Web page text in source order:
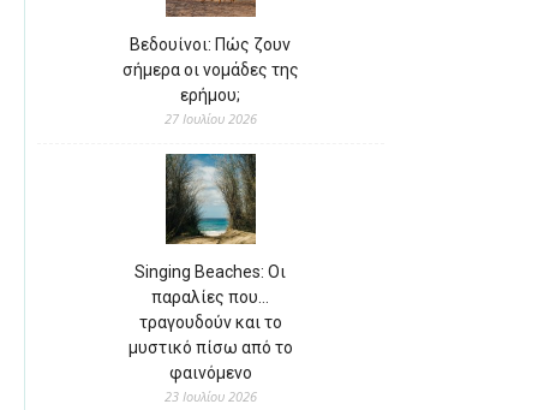
Βεδουίνοι: Πώς ζουν
σήμερα οι νομάδες της
ερήμου;
27 Ιουλίου 2026
Singing Beaches: Οι
παραλίες που…
τραγουδούν και το
μυστικό πίσω από το
φαινόμενο
23 Ιουλίου 2026